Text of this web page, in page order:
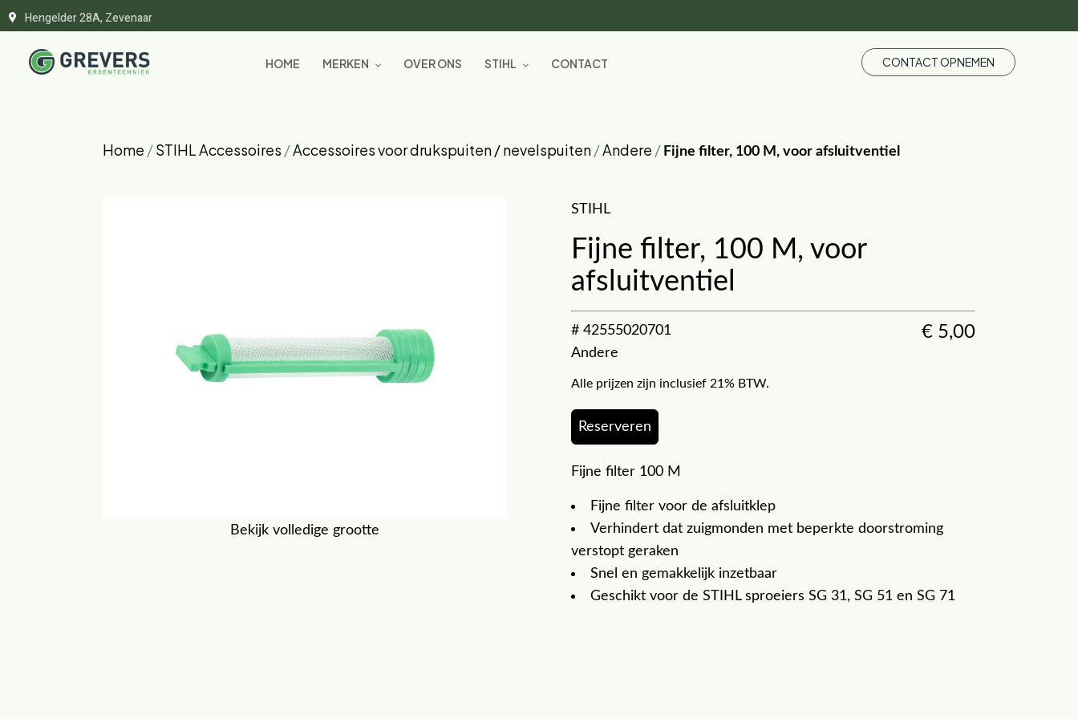
Hengelder 28A, Zevenaar
HOME MERKEN OVER ONS STIHL CONTACT CONTACT OPNEMEN
Home /STIHL Accessoires /Accessoires voor drukspuiten / nevelspuiten/Andere / Fijne filter, 100 M, voor afsluitventiel
Bekijk volledige grootte
STIHL
Fijne filter, 100 M, voor
afsluitventiel
# 42555020701
Andere
€ 5,00
Alle prijzen zijn inclusief 21% BTW.
Reserveren
Fijne filter 100 M
Fijne filter voor de afsluitklep
Verhindert dat zuigmonden met beperkte doorstroming
verstopt geraken
Snel en gemakkelijk inzetbaar
Geschikt voor de STIHL sproeiers SG 31, SG 51 en SG 71